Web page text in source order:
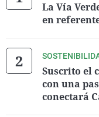
La Vía
en
Suscrito el
con una
conectará